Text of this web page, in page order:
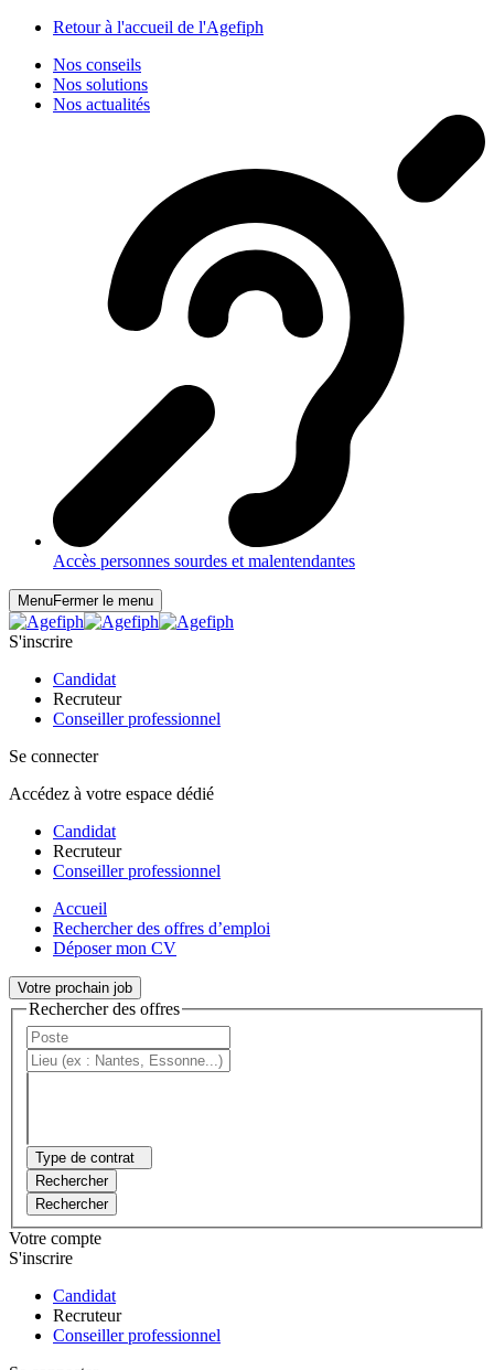
Retour à l'accueil de l'Agefiph
Nos conseils
Nos solutions
Nos actualités
Accès personnes sourdes et malentendantes
MenuFermer le menu
S'inscrire
Candidat
Recruteur
Conseiller professionnel
Se connecter
Accédez à votre espace dédié
Candidat
Recruteur
Conseiller professionnel
Accueil
Rechercher des offres d’emploi
Déposer mon CV
Votre prochain job
Rechercher des offres
Type de contrat
Rechercher
Rechercher
Votre compte
S'inscrire
Candidat
Recruteur
Conseiller professionnel